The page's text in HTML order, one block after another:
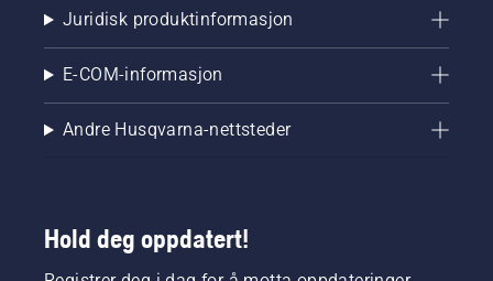
Juridisk produktinformasjon
E-COM-informasjon
Andre Husqvarna-nettsteder
Hold deg oppdatert!